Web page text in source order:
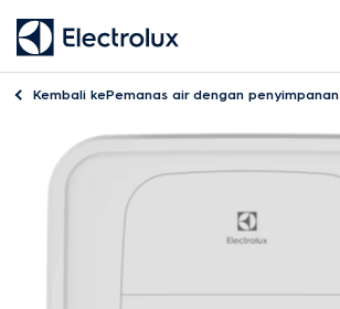
Kembali kePemanas air dengan penyimpanan